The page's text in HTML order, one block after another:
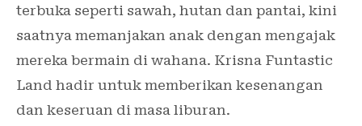
terbuka seperti sawah, hutan dan pantai, kini
saatnya memanjakan anak dengan mengajak
mereka bermain di wahana. Krisna Funtastic
Land hadir untuk memberikan kesenangan
dan keseruan di masa liburan.